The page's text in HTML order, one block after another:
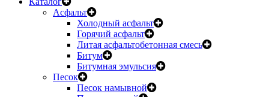
Асфальт
Холодный асфальт
Горячий асфальт
Литая асфальтобетонная смесь
Битум
Битумная эмульсия
Песок
Песок намывной